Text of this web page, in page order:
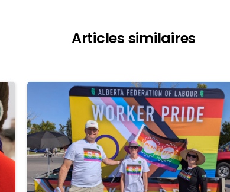
Articles similaires